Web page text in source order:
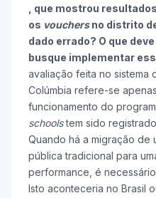
, que mostrou
os vouchersno distrito
dado errado? O que
busque implementar
avaliação feita no sistema
Colúmbia refere-se
funcionamento do
schoolstem sido
Quando há a migração de
pública tradicional para
performance, é
Isto aconteceria no Brasil